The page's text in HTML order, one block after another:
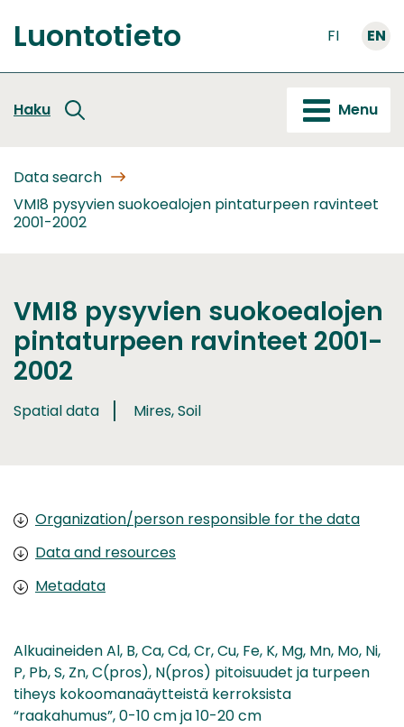
to
content
Front
Luontotieto FI EN
Haku Menu
Data search
VMI8 pysyvien suokoealojen pintaturpeen ravinteet
2001-2002
VMI8 pysyvien suokoealojen
pintaturpeen ravinteet 2001-
2002
Spatial data Mires, Soil
Organization/person responsible for the data
Data and resources
Metadata
Alkuaineiden Al, B, Ca, Cd, Cr, Cu, Fe, K, Mg, Mn, Mo, Ni,
P, Pb, S, Zn, C(pros), N(pros) pitoisuudet ja turpeen
tiheys kokoomanaäytteistä kerroksista
“raakahumus”, 0-10 cm ja 10-20 cm